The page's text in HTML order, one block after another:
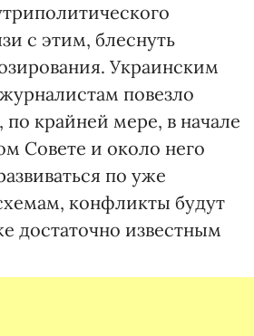
с этим, блеснуть
Украинским
повезло
крайней мере, в начале
Совете и около него
по уже
конфликты будут
достаточно известным